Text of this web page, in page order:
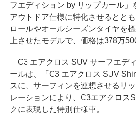
フエディション by リップカール」
アウトドア仕様に特化させるとと
ロールやオールシーズンタイヤを
上させたモデルで、価格は378万
C3 エアクロス SUV サーフエデ
ールは、「C3 エアクロス SUV
スに、サーフィンを連想させるリ
レーションにより、C3エアクロス
クに表現した特別仕様車。